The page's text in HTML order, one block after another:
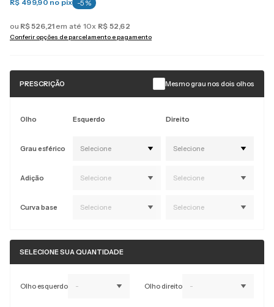
R$ 499,90 no pix -5 %
ou R$526,21 em até 10x R$ 52,62
Conferir opções de parcelamento e pagamento
PRESCRIÇÃO Mesmo grau nos dois olhos
Olho
Grau esférico
Adição
Curva base
Esquerdo
Selecione
Selecione
Selecione
Direito
Selecione
Selecione
Selecione
SELECIONE SUA QUANTIDADE
Olho esquerdo - Olho direito -